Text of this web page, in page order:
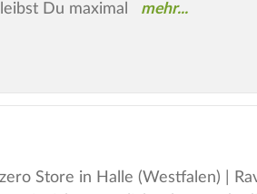
Du maximal
Store in Halle (Westfalen) |